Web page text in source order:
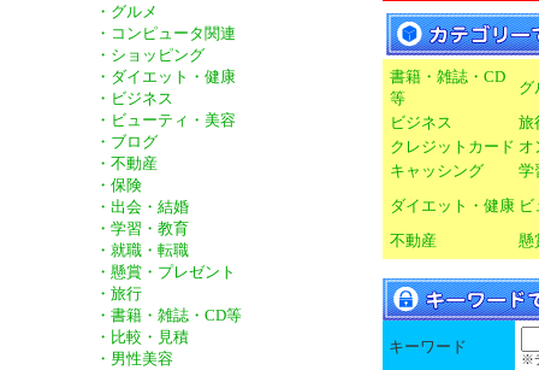
・グルメ
・コンピュータ関連
・ショッピング
・ダイエット・健康
・ビジネス
・ビューティ・美容
・ブログ
・不動産
・保険
・出会・結婚
・学習・教育
・就職・転職
・懸賞・プレゼント
・旅行
・書籍・雑誌・CD等
・比較・見積
・男性美容
書籍・雑誌・CD
等
グ
ビジネス
旅
クレジットカード オ
キャッシング
学
ダイエット・健康
不動産
懸
キーワード
※